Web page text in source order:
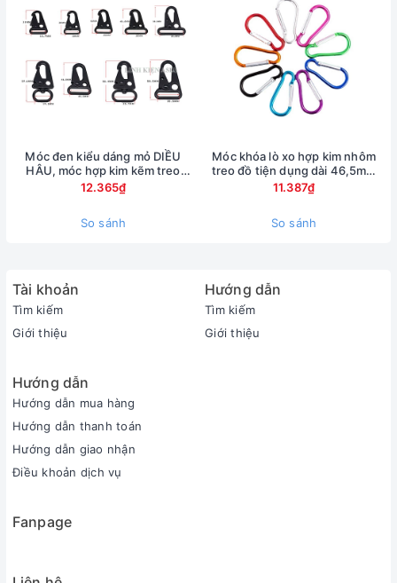
Móc đen kiểu dáng mỏ DIỀU
HÂU, móc hợp kim kẽm treo
hành lý
12.365₫
So sánh
Móc khóa lò xo hợp kim nhôm
treo đồ tiện dụng dài 46,5mm
(màu ngẫu nhiên)
11.387₫
So sánh
Tài khoản
Tìm kiếm
Giới thiệu
Hướng dẫn
Tìm kiếm
Giới thiệu
Hướng dẫn
Hướng dẫn mua hàng
Hướng dẫn thanh toán
Hướng dẫn giao nhận
Điều khoản dịch vụ
Fanpage